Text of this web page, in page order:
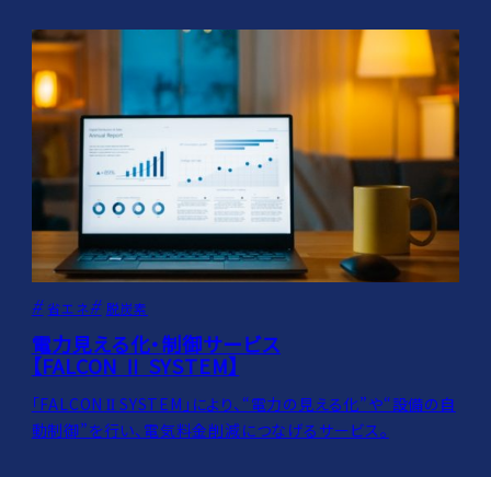
省エネ 脱炭素
電力見える化・制御サービス
【FALCON Ⅱ SYSTEM】
「FALCON ⅡSYSTEM」により、“電力の見える化”や“設備の自
動制御”を行い、電気料金削減につなげるサービス。